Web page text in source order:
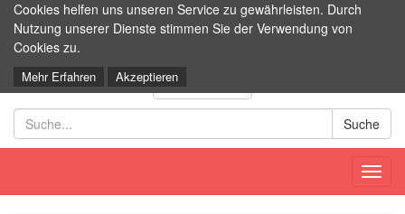
SteBA - Putzen mit System
Cookies helfen uns unseren Service zu gewährleisten. Durch
Nutzung unserer Dienste stimmen Sie der Verwendung von
Cookies zu.
Mehr Erfahren Akzeptieren